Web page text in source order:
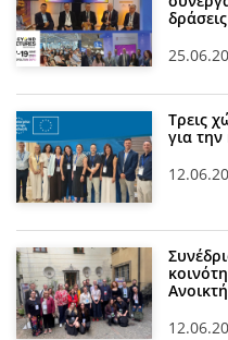
Τρεις
για την